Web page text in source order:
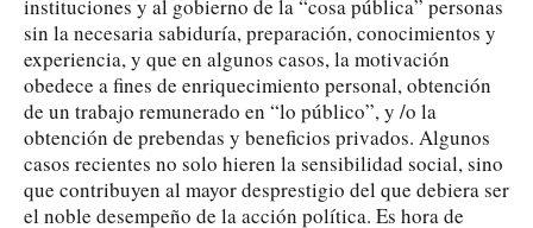
instituciones y al gobierno de la “cosa pública” personas
sin la necesaria sabiduría, preparación, conocimientos y
experiencia, y que en algunos casos, la motivación
obedece a fines de enriquecimiento personal, obtención
de un trabajo remunerado en “lo público”, y /o la
obtención de prebendas y beneficios privados. Algunos
casos recientes no solo hieren la sensibilidad social, sino
que contribuyen al mayor desprestigio del que debiera ser
el noble desempeño de la acción política. Es hora de